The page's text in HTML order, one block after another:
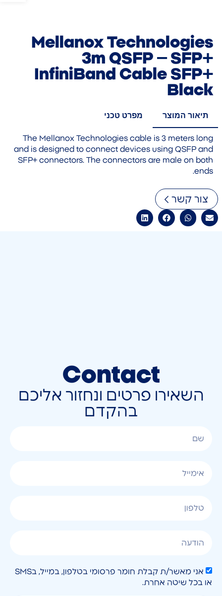
Mellanox Technologies
3m QSFP – SFP+
InfiniBand Cable SFP+
Black
תיאור המוצר מפרט טכני
The Mellanox Technologies cable is 3 meters long
and is designed to connect devices using QSFP and
SFP+ connectors. The connectors are male on both
ends.
צור קשר
Contact
השאירו פרטים ונחזור אליכם
בהקדם
אני מאשר/ת קבלת חומר פרסומי בטלפון, במייל, בSMS
או בכל שיטה אחרת.